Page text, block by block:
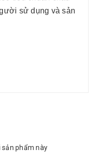
sử dụng và sản
sản phẩm này